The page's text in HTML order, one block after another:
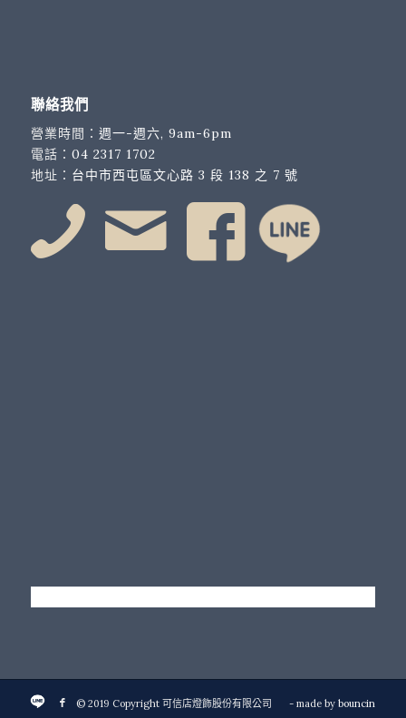
聯絡我們
營業時間： 週一-週六, 9am-6pm
電話： 04 2317 1702
地址： 台中市西屯區文心路 3 段 138 之 7 號
© 2019 Copyright 可信店燈飾股份有限公司 - made bybouncin